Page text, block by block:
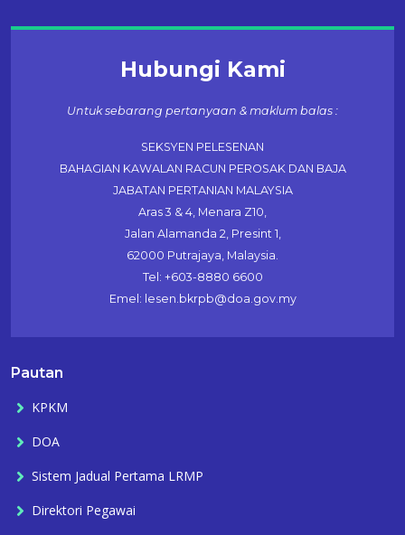
Hubungi Kami
Untuk sebarang pertanyaan & maklum balas :
SEKSYEN PELESENAN
BAHAGIAN KAWALAN RACUN PEROSAK DAN BAJA
JABATAN PERTANIAN MALAYSIA
Aras 3 & 4, Menara Z10,
Jalan Alamanda 2, Presint 1,
62000 Putrajaya, Malaysia.
Tel: +603-8880 6600
Emel: lesen.bkrpb@doa.gov.my
Pautan
KPKM
DOA
Sistem Jadual Pertama LRMP
Direktori Pegawai